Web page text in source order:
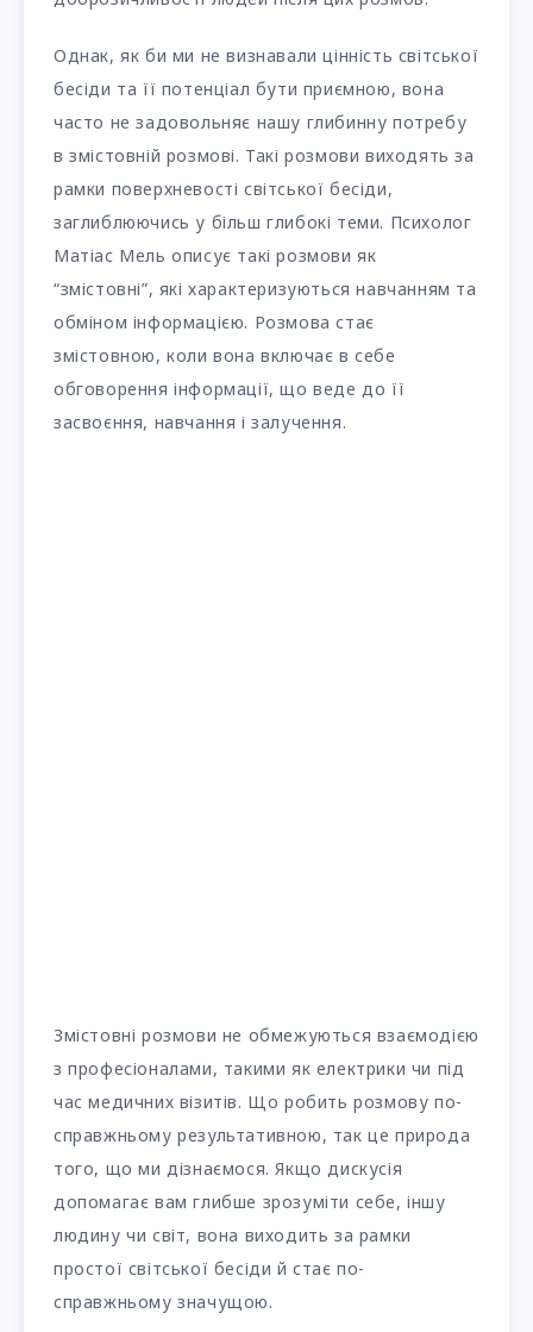
Однак, як би ми не визнавали цінність світської
бесіди та її потенціал бути приємною, вона
часто не задовольняє нашу глибинну потребу
в змістовній розмові. Такі розмови виходять за
рамки поверхневості світської бесіди,
заглиблюючись у більш глибокі теми. Психолог
Матіас Мель описує такі розмови як
“змістовні”, які характеризуються навчанням та
обміном інформацією. Розмова стає
змістовною, коли вона включає в себе
обговорення інформації, що веде до її
засвоєння, навчання і залучення.
Змістовні розмови не обмежуються взаємодією
з професіоналами, такими як електрики чи під
час медичних візитів. Що робить розмову по-
справжньому результативною, так це природа
того, що ми дізнаємося. Якщо дискусія
допомагає вам глибше зрозуміти себе, іншу
людину чи світ, вона виходить за рамки
простої світської бесіди й стає по-
справжньому значущою.